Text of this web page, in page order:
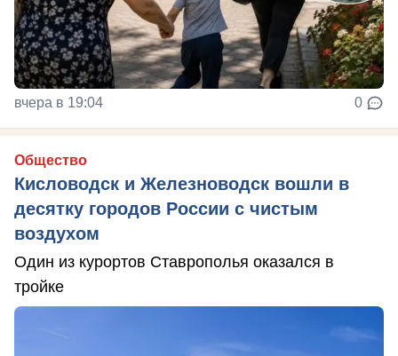
вчера в 19:04 0
Общество
Кисловодск и Железноводск вошли в
десятку городов России с чистым
воздухом
Один из курортов Ставрополья оказался в
тройке